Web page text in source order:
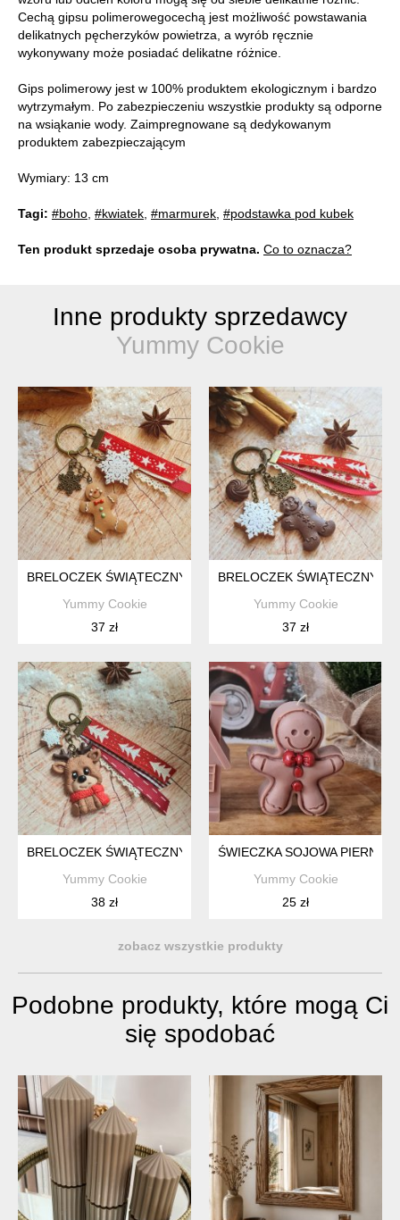
Cechą gipsu polimerowegocechą jest możliwość powstawania
delikatnych pęcherzyków powietrza, a wyrób ręcznie
wykonywany może posiadać delikatne różnice.
Gips polimerowy jest w 100% produktem ekologicznym i bardzo
wytrzymałym. Po zabezpieczeniu wszystkie produkty są odporne
na wsiąkanie wody. Zaimpregnowane są dedykowanym
produktem zabezpieczającym
Wymiary: 13 cm
Tagi: #boho #kwiatek #marmurek #podstawka pod kubek
Ten produkt sprzedaje osoba prywatna. Co to oznacza?
Inne produkty sprzedawcy
Yummy Cookie
BRELOCZEK ŚWIĄTECZNY Z PIERNICZKOWYM LUDKIEK I
Yummy Cookie
37 zł
BRELOCZEK ŚWIĄTECZNY Z
Yummy Cookie
37 zł
BRELOCZEK ŚWIĄTECZNY Z RENIFEREM I PIERNICZKIEM
Yummy Cookie
38 zł
ŚWIECZKA SOJOWA
Yummy Cookie
25 zł
zobacz wszystkie produkty
Podobne produkty, które mogą Ci
się spodobać